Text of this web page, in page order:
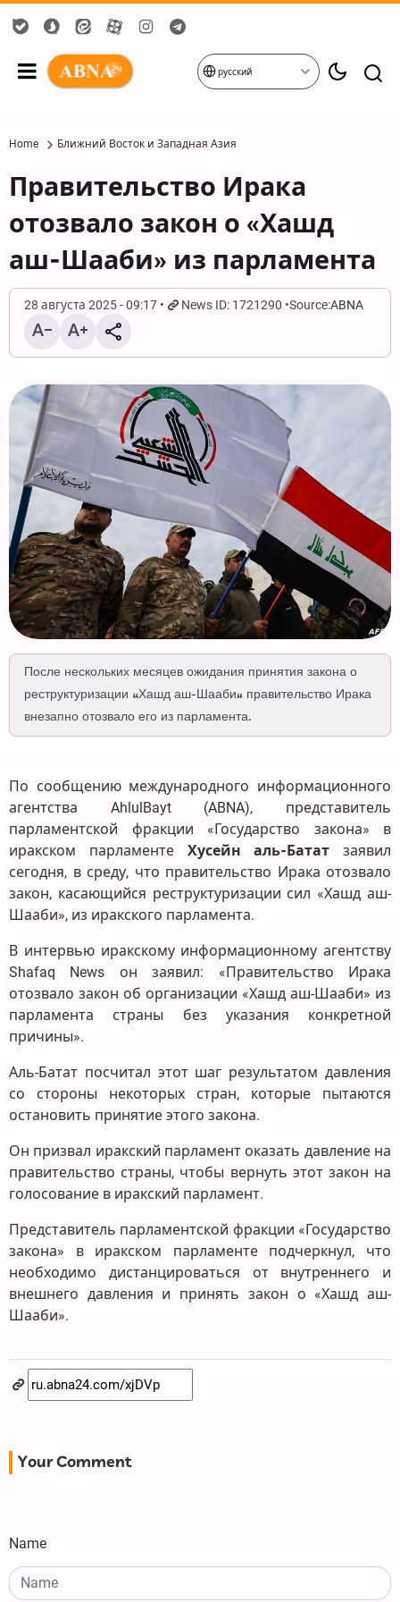
русский
Home Ближний Восток и Западная Азия
Правительство Ирака
отозвало закон о «Хашд
аш-Шааби» из парламента
28 августа 2025 - 09:17 News ID: 1721290 Source:ABNA
После нескольких месяцев ожидания принятия закона о
реструктуризации «Хашд аш-Шааби» правительство Ирака
внезапно отозвало его из парламента.
По сообщению международного информационного
агентства AhlulBayt (ABNA), представитель
парламентской фракции «Государство закона» в
иракском парламенте Хусейн аль-Батат заявил
сегодня, в среду, что правительство Ирака отозвало
закон, касающийся реструктуризации сил «Хашд аш-
Шааби», из иракского парламента.
В интервью иракскому информационному агентству
Shafaq News он заявил: «Правительство Ирака
отозвало закон об организации «Хашд аш-Шааби» из
парламента страны без указания конкретной
причины».
Аль-Батат посчитал этот шаг результатом давления
со стороны некоторых стран, которые пытаются
остановить принятие этого закона.
Он призвал иракский парламент оказать давление на
правительство страны, чтобы вернуть этот закон на
голосование в иракский парламент.
Представитель парламентской фракции «Государство
закона» в иракском парламенте подчеркнул, что
необходимо дистанцироваться от внутреннего и
внешнего давления и принять закон о «Хашд аш-
Шааби».
Your Comment
Name